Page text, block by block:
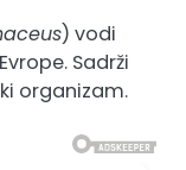
) vodi
Sadrži
organizam.